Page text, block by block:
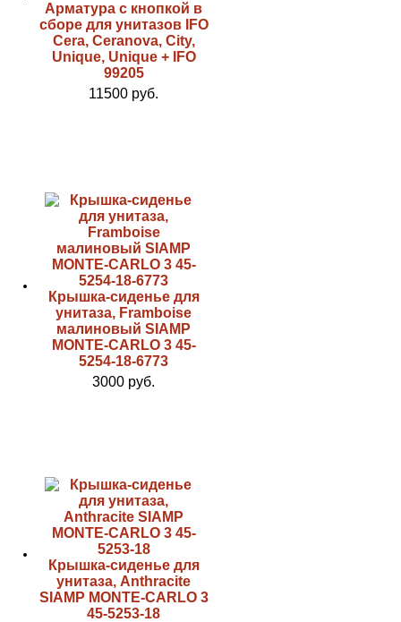
Арматура с кнопкой в
сборе для унитазов IFO
Cera, Ceranova, City,
Unique, Unique + IFO
99205
11500 руб.
Крышка-сиденье для
унитаза, Framboise
малиновый SIAMP
MONTE-CARLO 3 45-
5254-18-6773
3000 руб.
Крышка-сиденье для
унитаза, Anthracite
SIAMP MONTE-CARLO 3
45-5253-18